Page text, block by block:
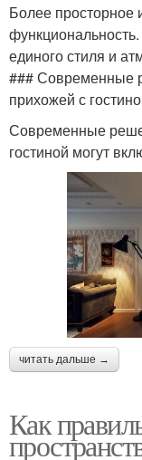
Более просторное
единого стиля и
### Современные
прихожей с
Современные
гостиной могут
читать дальше →
Как